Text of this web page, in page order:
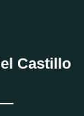
Castillo